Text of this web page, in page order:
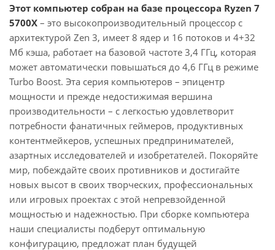
Этот компьютер собран на базе процессора Ryzen 7
5700X – это высокопроизводительный процессор с
архитектурой Zen 3, имеет 8 ядер и 16 потоков и 4+32
Мб кэша, работает на базовой частоте 3,4 ГГц, которая
может автоматически повышаться до 4,6 ГГц в режиме
Turbo Boost. Эта серия компьютеров – эпицентр
мощности и прежде недостижимая вершина
производительности – с легкостью удовлетворит
потребности фанатичных геймеров, продуктивных
контентмейкеров, успешных предпринимателей,
азартных исследователей и изобретателей. Покоряйте
мир, побеждайте своих противников и достигайте
новых высот в своих творческих, профессиональных
или игровых проектах с этой непревзойденной
мощностью и надежностью. При сборке компьютера
наши специалисты подберут оптимальную
конфигурацию, предложат план будущей